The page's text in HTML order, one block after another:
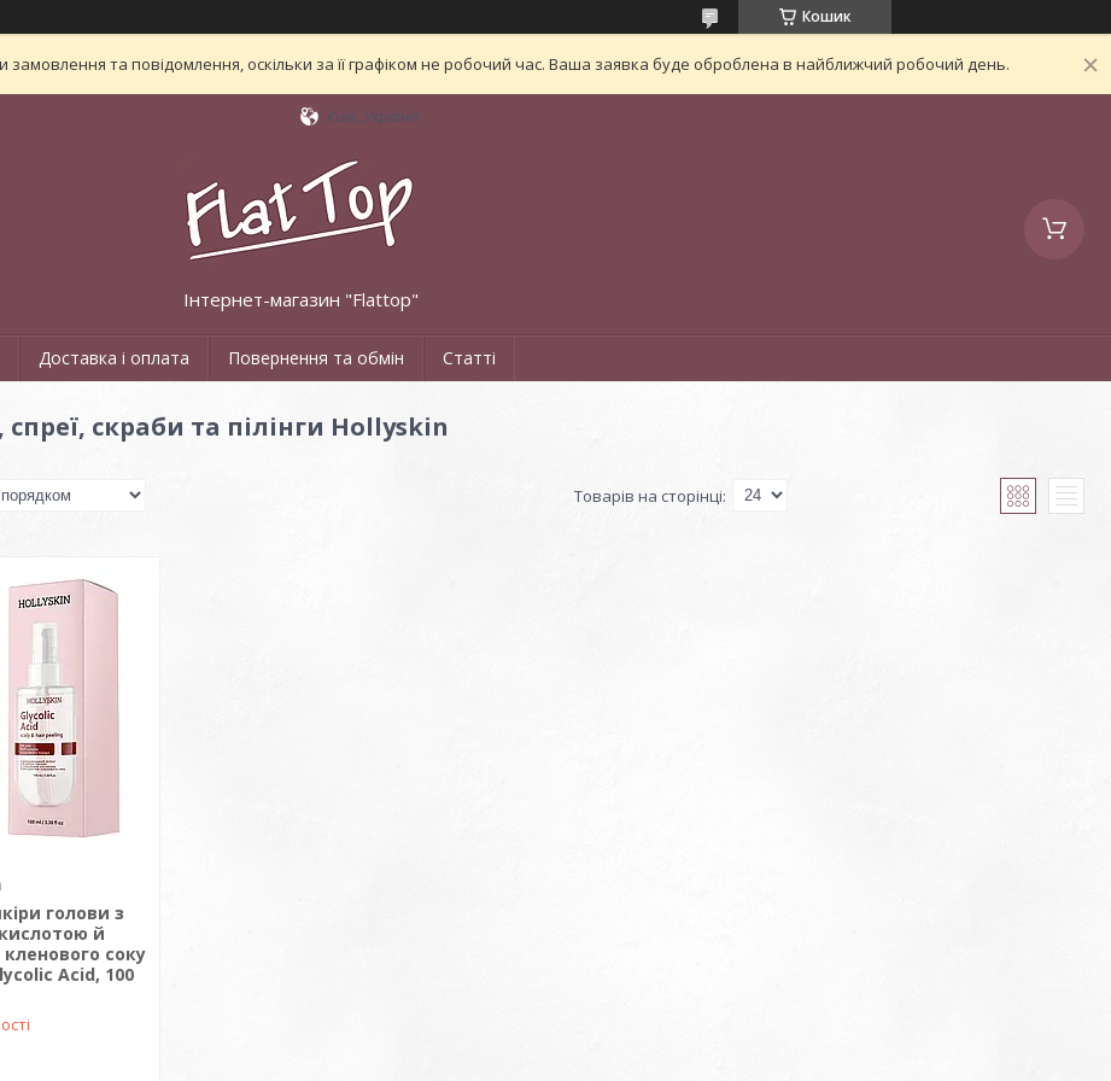
Кошик
та повідомлення, оскільки за її графіком не робочий час. Ваша заявка буде оброблена в найближчий робочий день.
Київ, Україна
Інтернет-магазин "Flattop"
Доставка і оплата Повернення та обмін Статті
скраби та пілінги Hollyskin
голови з
й
соку
Acid, 100